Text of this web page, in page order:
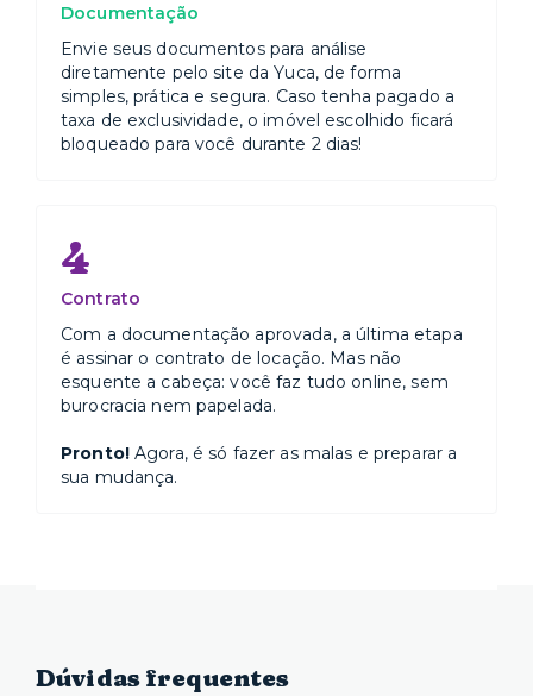
Documentação
Envie seus documentos para análise
diretamente pelo site da Yuca, de forma
simples, prática e segura. Caso tenha pagado a
taxa de exclusividade, o imóvel escolhido ficará
bloqueado para você durante 2 dias!
4
Contrato
Com a documentação aprovada, a última etapa
é assinar o contrato de locação. Mas não
esquente a cabeça: você faz tudo online, sem
burocracia nem papelada.
Pronto!Agora, é só fazer as malas e preparar a
sua mudança.
Dúvidas frequentes